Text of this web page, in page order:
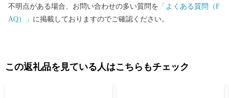
不明点がある場合、お問い合わせの多い質問を 「よくある質問（F
AQ）」 に掲載しておりますのでご確認ください。
この返礼品を見ている人はこちらもチェック